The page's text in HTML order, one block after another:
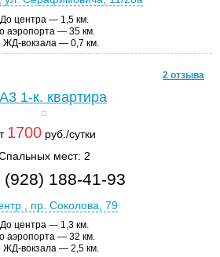
До центра — 1,5 км.
аэропорта — 35 км.
ЖД-вокзала — 0,7 км.
2 отзыва
1-к. квартира
1700руб./сутки
мест: 2
(928) 188-41-93
, пр. Соколова, 79
До центра — 1,3 км.
аэропорта — 32 км.
ЖД-вокзала — 2,5 км.